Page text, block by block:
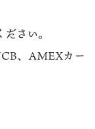
さい。
、AMEXカー